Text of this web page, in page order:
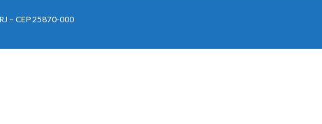
– CEP 25870-000